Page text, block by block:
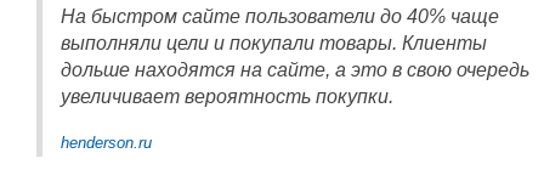
На быстром сайте пользователи до 40% чаще
выполняли цели и покупали товары. Клиенты
дольше находятся на сайте, а это в свою очередь
увеличивает вероятность покупки.
henderson.ru